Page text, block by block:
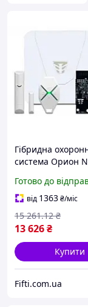
Гібридна
система Орион
об'єктів
Готово до
від 1363₴/міс
13 626₴
15 261.12 ₴
Купити
Fifti.com.ua